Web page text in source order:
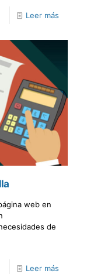
Leer más
web en
de
Leer más